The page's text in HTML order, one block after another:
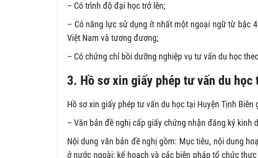
– Có trình độ đại học trở lên;
– Có năng lực sử dụng ít nhất một ngoại ngữ từ bậc
Việt Nam và tương đương;
– Có chứng chỉ bồi dưỡng nghiệp vụ tư vấn du học
3. Hồ sơ xin giấy phép tư vấn du học
Hồ sơ xin giấy phép tư vấn du học tại Huyện Tịnh
– Văn bản đề nghị cấp giấy chứng nhận đăng ký kinh
Nội dung văn bản đề nghị gồm: Mục tiêu, nội dung
ở nước ngoài; kế hoạch và các biện pháp tổ chức